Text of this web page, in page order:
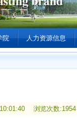
院 人力资源信息
10:01:40 浏览次数:1954